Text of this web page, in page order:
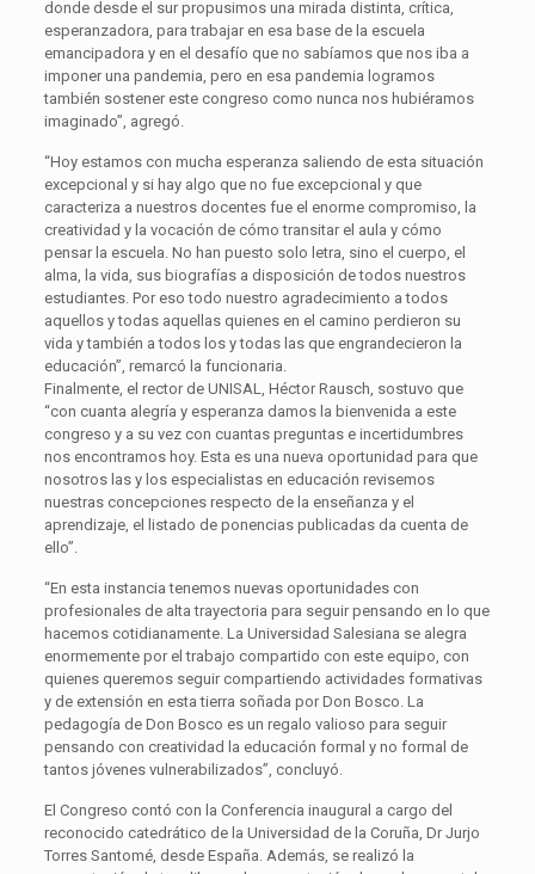
donde desde el sur propusimos una mirada distinta, crítica,
esperanzadora, para trabajar en esa base de la escuela
emancipadora y en el desafío que no sabíamos que nos iba a
imponer una pandemia, pero en esa pandemia logramos
también sostener este congreso como nunca nos hubiéramos
imaginado”, agregó.
“Hoy estamos con mucha esperanza saliendo de esta situación
excepcional y si hay algo que no fue excepcional y que
caracteriza a nuestros docentes fue el enorme compromiso, la
creatividad y la vocación de cómo transitar el aula y cómo
pensar la escuela. No han puesto solo letra, sino el cuerpo, el
alma, la vida, sus biografías a disposición de todos nuestros
estudiantes. Por eso todo nuestro agradecimiento a todos
aquellos y todas aquellas quienes en el camino perdieron su
vida y también a todos los y todas las que engrandecieron la
educación”, remarcó la funcionaria.
Finalmente, el rector de UNISAL, Héctor Rausch, sostuvo que
“con cuanta alegría y esperanza damos la bienvenida a este
congreso y a su vez con cuantas preguntas e incertidumbres
nos encontramos hoy. Esta es una nueva oportunidad para que
nosotros las y los especialistas en educación revisemos
nuestras concepciones respecto de la enseñanza y el
aprendizaje, el listado de ponencias publicadas da cuenta de
ello”.
“En esta instancia tenemos nuevas oportunidades con
profesionales de alta trayectoria para seguir pensando en lo que
hacemos cotidianamente. La Universidad Salesiana se alegra
enormemente por el trabajo compartido con este equipo, con
quienes queremos seguir compartiendo actividades formativas
y de extensión en esta tierra soñada por Don Bosco. La
pedagogía de Don Bosco es un regalo valioso para seguir
pensando con creatividad la educación formal y no formal de
tantos jóvenes vulnerabilizados”, concluyó.
El Congreso contó con la Conferencia inaugural a cargo del
reconocido catedrático de la Universidad de la Coruña, Dr Jurjo
Torres Santomé, desde España. Además, se realizó la